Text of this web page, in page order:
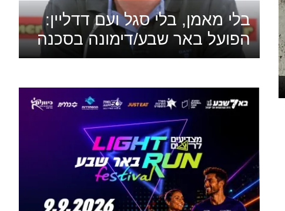
בלי מאמן, בלי סגל ועם דדליין:
הפועל באר שבע/דימונה בסכנה